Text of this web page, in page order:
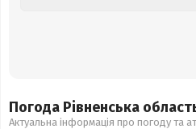
Погода Рівненська
Актуальна інформація про погоду та